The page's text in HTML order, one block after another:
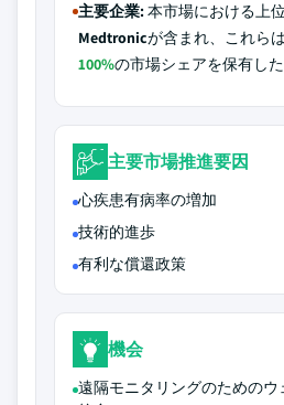
主要企業:本市場における上
Medtronicが含まれ、これら
100%の市場シェアを保有した
主要市場推進要因
心疾患有病率の増加
技術的進歩
有利な償還政策
機会
遠隔モニタリングのための